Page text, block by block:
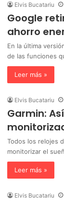
Elvis Bucatariu
Google
ahorro
En la última
de las funciones
Leer más »
Elvis Bucatariu
Garmin:
Todos los relojes
monitorizar el
Leer más »
Elvis Bucatariu